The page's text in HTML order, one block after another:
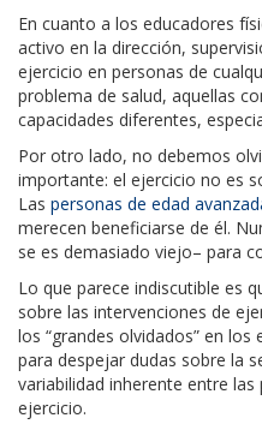
En cuanto a los educadores
activo en la dirección,
ejercicio en personas de
problema de salud, aquellas
capacidades diferentes,
Por otro lado, no debemos
importante: el ejercicio no es
Las personas de edad
merecen beneficiarse de él.
se es demasiado viejo– para
Lo que parece indiscutible es
sobre las intervenciones de
los “grandes olvidados” en
para despejar dudas sobre la
variabilidad inherente entre
ejercicio.